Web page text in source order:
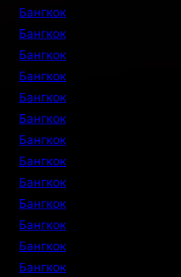
Бангкок
Бангкок
Бангкок
Бангкок
Бангкок
Бангкок
Бангкок
Бангкок
Бангкок
Бангкок
Бангкок
Бангкок
Бангкок